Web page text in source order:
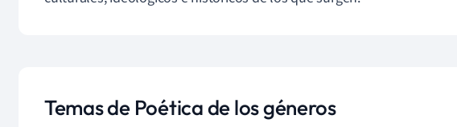
Temas de Poética de los géneros